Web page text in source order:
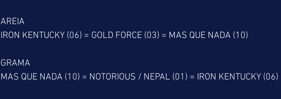
AREIA
IRON KENTUCKY (06) = GOLD FORCE (03) = MAS QUE NADA (10)
GRAMA
MAS QUE NADA (10) = NOTORIOUS / NEPAL (01) = IRON KENTUCKY (06)